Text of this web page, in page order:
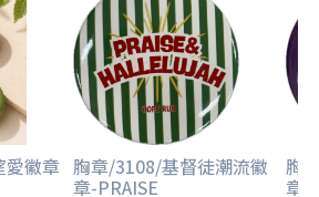
愛徽章 胸章/3108/基督徒潮流徽
章-PRAISE
胸
章-